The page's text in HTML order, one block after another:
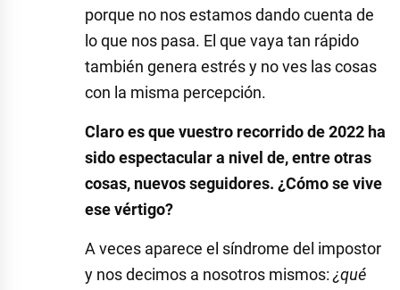
porque no nos estamos dando cuenta de
lo que nos pasa. El que vaya tan rápido
también genera estrés y no ves las cosas
con la misma percepción.
Claro es que vuestro recorrido de 2022 ha
sido espectacular a nivel de, entre otras
cosas, nuevos seguidores. ¿Cómo se vive
ese vértigo?
A veces aparece el síndrome del impostor
y nos decimos a nosotros mismos:¿qué